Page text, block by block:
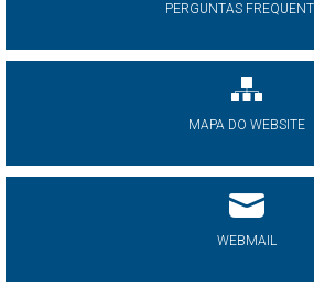
PERGUNTAS
MAPA DO WEBSITE
WEBMAIL